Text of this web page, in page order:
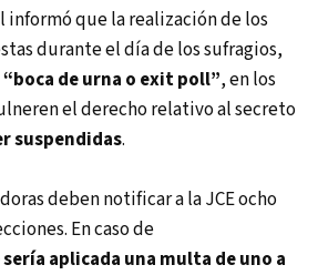
que la realización de los
durante el día de los sufragios,
“boca de urna o exit poll”, en los
el derecho relativo al secreto
suspendidas.
deben notificar a la JCE ocho
En caso de
sería aplicada una multa de uno a